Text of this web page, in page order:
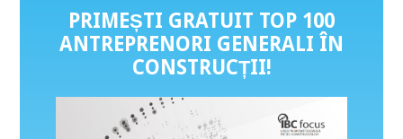
PRIMEȘTI GRATUIT TOP 100
ANTREPRENORI GENERALI ÎN
CONSTRUCȚII!